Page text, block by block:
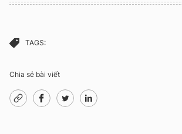
TAGS:
Chia sẻ bài viết